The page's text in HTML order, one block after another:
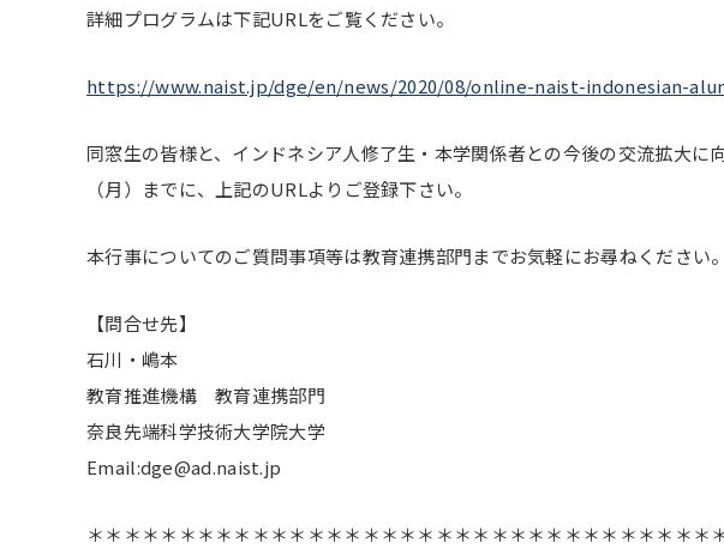
詳細プログラムは下記URLをご覧ください。
https://www.naist.jp/dge/en/news/2020/08/online-naist-indonesian-
同窓生の皆様と、インドネシア人修了生・本学関係者との今後の交流拡大
（月）までに、上記のURLよりご登録下さい。
本行事についてのご質問事項等は教育連携部門までお気軽にお尋ねください。
【問合せ先】
石川・嶋本
教育推進機構 教育連携部門
奈良先端科学技術大学院大学
Email:dge@ad.naist.jp
＊＊＊＊＊＊＊＊＊＊＊＊＊＊＊＊＊＊＊＊＊＊＊＊＊＊＊＊＊＊＊＊＊＊